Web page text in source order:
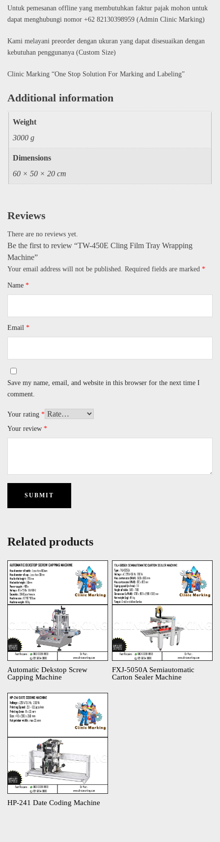
Untuk pemesanan offline yang membutuhkan faktur pajak mohon untuk
dapat menghubungi nomor +62 82130398959 (Admin Clinic Marking)
Kami melayani preorder dengan ukuran yang dapat disesuaikan dengan
kebutuhan penggunanya (Custom Size)
Clinic Marking “One Stop Solution For Marking and Labeling”
Additional information
Weight
3000 g
Dimensions
60 × 50 × 20 cm
Reviews
There are no reviews yet.
Be the first to review “TW-450E Cling Film Tray Wrapping
Machine”
Your email address will not be published. Required fields are marked *
Name *
Email *
Save my name, email, and website in this browser for the next time I
comment.
Your rating *
Your review *
Related products
Automatic Dekstop Screw
Capping Machine​
FXJ-5050A Semiautomatic
Carton Sealer Machine​
HP-241 Date Coding Machine​